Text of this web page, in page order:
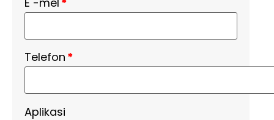
Telefon *
Aplikasi